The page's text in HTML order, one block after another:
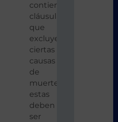
contiene
cláusulas
que
excluyen
ciertas
causas
de
muerte,
estas
deben
ser